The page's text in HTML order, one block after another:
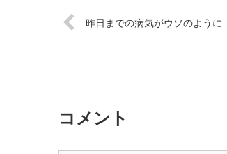
昨日までの病気がウソのように
コメント